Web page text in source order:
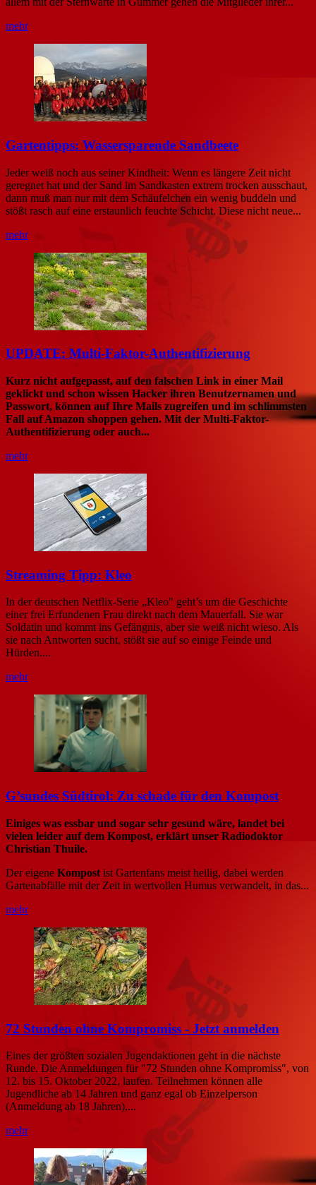
mehr
Gartentipps: Wassersparende Sandbeete
Jeder weiß noch aus seiner Kindheit: Wenn es längere Zeit nicht
geregnet hat und der Sand im Sandkasten extrem trocken ausschaut,
dann muß man nur mit dem Schäufelchen ein wenig buddeln und
stößt rasch auf eine erstaunlich feuchte Schicht. Diese nicht neue...
mehr
UPDATE: Multi-Faktor-Authentifizierung
Kurz nicht aufgepasst, auf den falschen Link in einer Mail
geklickt und schon wissen Hacker ihren Benutzernamen und
Passwort, können auf Ihre Mails zugreifen und im schlimmsten
Fall auf Amazon shoppen gehen. Mit der Multi-Faktor-
Authentifizierung oder auch...
mehr
Streaming Tipp: Kleo
In der deutschen Netflix-Serie „Kleo" geht’s um die Geschichte
einer frei Erfundenen Frau direkt nach dem Mauerfall. Sie war
Soldatin und kommt ins Gefängnis, aber sie weiß nicht wieso. Als
sie nach Antworten sucht, stößt sie auf so einige Feinde und
Hürden....
mehr
G’sundes Südtirol: Zu schade für den Kompost
Einiges was essbar und sogar sehr gesund wäre, landet bei
vielen leider auf dem Kompost, erklärt unser Radiodoktor
Christian Thuile.
Der eigene Kompost ist Gartenfans meist heilig, dabei werden
Gartenabfälle mit der Zeit in wertvollen Humus verwandelt, in das...
mehr
72 Stunden ohne Kompromiss - Jetzt anmelden
Eines der größten sozialen Jugendaktionen geht in die nächste
Runde. Die Anmeldungen für "72 Stunden ohne Kompromiss", von
12. bis 15. Oktober 2022, laufen. Teilnehmen können alle
Jugendliche ab 14 Jahren und ganz egal ob Einzelperson
(Anmeldung ab 18 Jahren),...
mehr